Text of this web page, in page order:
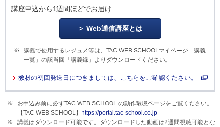
講座申込から1週間ほどでお届け
Web通信講座とは
講義で使用するレジュメ等は、TAC WEB SCHOOLマイページ「講義
一覧」の該当回「講義録」よりダウンロードください。
教材の初回発送日につきましては、こちらをご確認ください。
お申込み前に必ずTAC WEB SCHOOL の動作環境ページをご覧ください。
【TAC WEB SCHOOL】
https://portal.tac-school.co.jp
講義はダウンロード可能です。ダウンロードした動画は2週間視聴可能とな